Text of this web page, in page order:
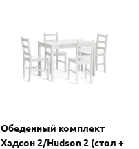
Обеденный комплект
Хадсон 2/Hudson 2 (стол +